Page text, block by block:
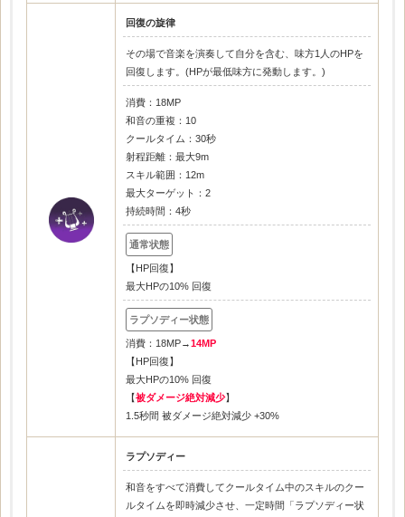
回復の旋律
その場で音楽を演奏して自分を含む、味方1人のHPを
回復します。(HPが最低味方に発動します。)
消費：18MP
和音の重複：10
クールタイム：30秒
射程距離：最大9m
スキル範囲：12m
最大ターゲット：2
持続時間：4秒
【HP回復】
最大HPの10% 回復
消費：18MP→14MP
【HP回復】
最大HPの10% 回復
【被ダメージ絶対減少】
1.5秒間 被ダメージ絶対減少 +30%
ラプソディー
和音をすべて消費してクールタイム中のスキルのクー
ルタイムを即時減少させ、一定時間「ラプソディー状